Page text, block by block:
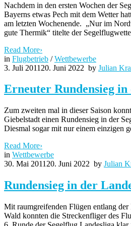
Nachdem in den ersten Wochen der
Bayerns etwas Pech mit dem Wetter
am letzten Wochenende. „Nur im
gute Thermik“ titelte der
Read More›
in Flugbetrieb /Wettbewerbe
3. Juli 2011 20. Juni 2022 by Julian
Erneuter Rundensieg
Zum zweiten mal in dieser Saison
Giebelstadt einen Rundensieg in der
Diesmal sogar mit nur einem einzigen
Read More›
in Wettbewerbe
30. Mai 2011 20. Juni 2022 by Julian
Rundensieg in der
Mit raumgreifenden Flügen entlang
Wald konnten die Streckenfliger des